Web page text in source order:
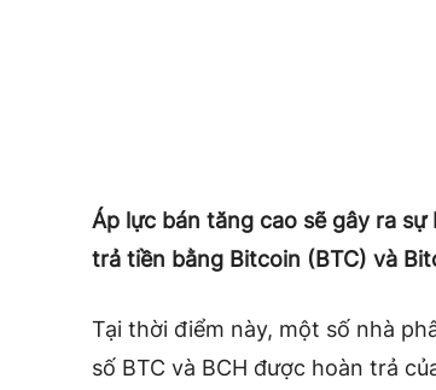
Áp lực bán tăng cao sẽ gây ra
trả tiền bằng Bitcoin (BTC) và
Tại thời điểm này, một số nhà
số BTC và BCH được hoàn trả